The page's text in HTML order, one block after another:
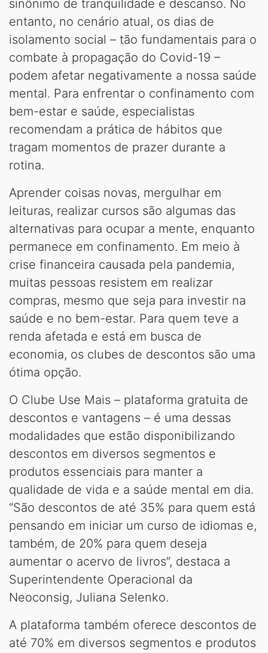
sinônimo de tranquilidade e descanso. No
entanto, no cenário atual, os dias de
isolamento social – tão fundamentais para o
combate à propagação do Covid-19 –
podem afetar negativamente a nossa saúde
mental. Para enfrentar o confinamento com
bem-estar e saúde, especialistas
recomendam a prática de hábitos que
tragam momentos de prazer durante a
rotina.
Aprender coisas novas, mergulhar em
leituras, realizar cursos são algumas das
alternativas para ocupar a mente, enquanto
permanece em confinamento. Em meio à
crise financeira causada pela pandemia,
muitas pessoas resistem em realizar
compras, mesmo que seja para investir na
saúde e no bem-estar. Para quem teve a
renda afetada e está em busca de
economia, os clubes de descontos são uma
ótima opção.
O Clube Use Mais – plataforma gratuita de
descontos e vantagens – é uma dessas
modalidades que estão disponibilizando
descontos em diversos segmentos e
produtos essenciais para manter a
qualidade de vida e a saúde mental em dia.
“São descontos de até 35% para quem está
pensando em iniciar um curso de idiomas e,
também, de 20% para quem deseja
aumentar o acervo de livros”, destaca a
Superintendente Operacional da
Neoconsig, Juliana Selenko.
A plataforma também oferece descontos de
até 70% em diversos segmentos e produtos